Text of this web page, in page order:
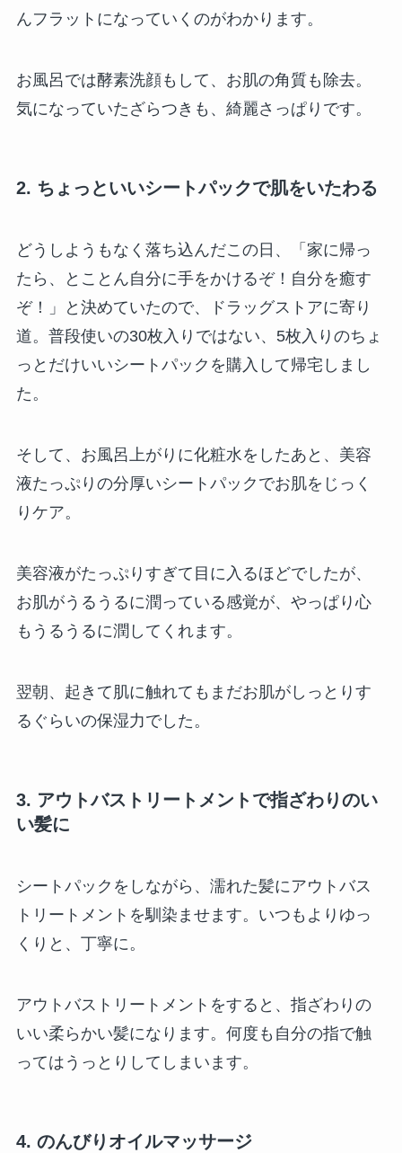
んフラットになっていくのがわかります。
お風呂では酵素洗顔もして、お肌の角質も除去。
気になっていたざらつきも、綺麗さっぱりです。
2. ちょっといいシートパックで肌をいたわる
どうしようもなく落ち込んだこの日、「家に帰っ
たら、とことん自分に手をかけるぞ！自分を癒す
ぞ！」と決めていたので、ドラッグストアに寄り
道。普段使いの30枚入りではない、5枚入りのちょ
っとだけいいシートパックを購入して帰宅しまし
た。
そして、お風呂上がりに化粧水をしたあと、美容
液たっぷりの分厚いシートパックでお肌をじっく
りケア。
美容液がたっぷりすぎて目に入るほどでしたが、
お肌がうるうるに潤っている感覚が、やっぱり心
もうるうるに潤してくれます。
翌朝、起きて肌に触れてもまだお肌がしっとりす
るぐらいの保湿力でした。
3. アウトバストリートメントで指ざわりのい
い髪に
シートパックをしながら、濡れた髪にアウトバス
トリートメントを馴染ませます。いつもよりゆっ
くりと、丁寧に。
アウトバストリートメントをすると、指ざわりの
いい柔らかい髪になります。何度も自分の指で触
ってはうっとりしてしまいます。
4. のんびりオイルマッサージ